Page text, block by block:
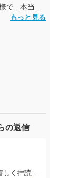
で…本当に
してくださ
もっと見る
の返信
しく拝読い